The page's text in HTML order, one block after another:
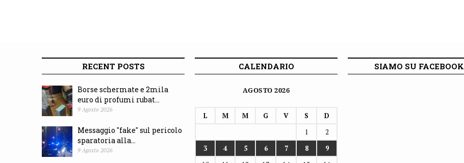
RECENT POSTS
Borse schermate e 2mila
euro di profumi rubat...
9 Agosto 2026
Messaggio "fake" sul pericolo
sparatoria alla...
9 Agosto 2026
CALENDARIO
AGOSTO 2026
L M M G V S
D
1
2
3
4 5 6 7 8
9
SIAMO SU FACEBOOK